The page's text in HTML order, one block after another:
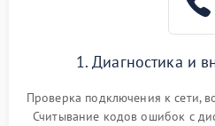
1. Диагностика и
Проверка подключения к сети,
Считывание кодов ошибок с